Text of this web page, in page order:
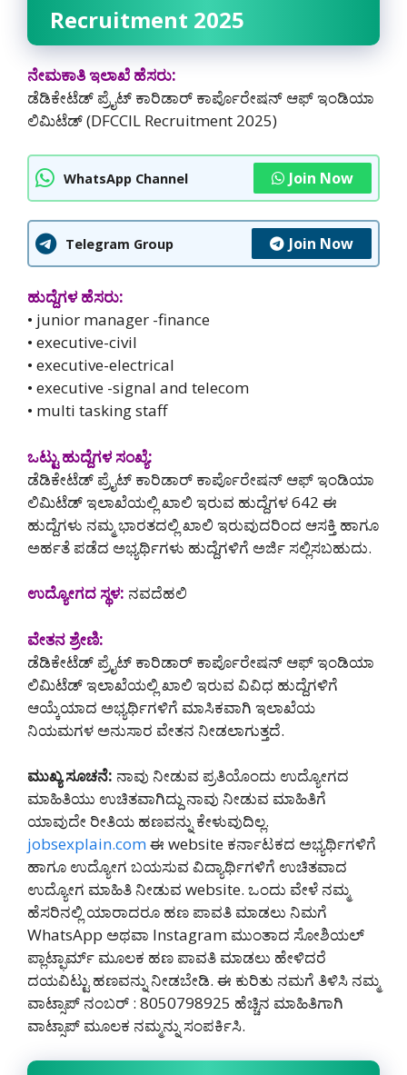
Recruitment 2025
ನೇಮಕಾತಿ ಇಲಾಖೆ ಹೆಸರು:
ಡೆಡಿಕೇಟೆಡ್ ಪ್ರೈಟ್ ಕಾರಿಡಾರ್ ಕಾರ್ಪೊರೇಷನ್ ಆಫ್ ಇಂಡಿಯಾ
ಲಿಮಿಟೆಡ್ (DFCCIL Recruitment 2025)
WhatsApp Channel Join Now
Telegram Group Join Now
ಹುದ್ದೆಗಳ ಹೆಸರು:
• junior manager -finance
• executive-civil
• executive-electrical
• executive -signal and telecom
• multi tasking staff
ಒಟ್ಟು ಹುದ್ದೆಗಳ ಸಂಖ್ಯೆ:
ಡೆಡಿಕೇಟೆಡ್ ಪ್ರೈಟ್ ಕಾರಿಡಾರ್ ಕಾರ್ಪೊರೇಷನ್ ಆಫ್ ಇಂಡಿಯಾ
ಲಿಮಿಟೆಡ್ ಇಲಾಖೆಯಲ್ಲಿ ಖಾಲಿ ಇರುವ ಹುದ್ದೆಗಳ 642 ಈ
ಹುದ್ದೆಗಳು ನಮ್ಮ ಭಾರತದಲ್ಲಿ ಖಾಲಿ ಇರುವುದರಿಂದ ಆಸಕ್ತಿ ಹಾಗೂ
ಅರ್ಹತೆ ಪಡೆದ ಅಭ್ಯರ್ಥಿಗಳು ಹುದ್ದೆಗಳಿಗೆ ಅರ್ಜಿ ಸಲ್ಲಿಸಬಹುದು.
ಉದ್ಯೋಗದ ಸ್ಥಳ: ನವದೆಹಲಿ
ವೇತನ ಶ್ರೇಣಿ:
ಡೆಡಿಕೇಟೆಡ್ ಪ್ರೈಟ್ ಕಾರಿಡಾರ್ ಕಾರ್ಪೊರೇಷನ್ ಆಫ್ ಇಂಡಿಯಾ
ಲಿಮಿಟೆಡ್ ಇಲಾಖೆಯಲ್ಲಿ ಖಾಲಿ ಇರುವ ವಿವಿಧ ಹುದ್ದೆಗಳಿಗೆ
ಆಯ್ಕೆಯಾದ ಅಭ್ಯರ್ಥಿಗಳಿಗೆ ಮಾಸಿಕವಾಗಿ ಇಲಾಖೆಯ
ನಿಯಮಗಳ ಅನುಸಾರ ವೇತನ ನೀಡಲಾಗುತ್ತದೆ.
ಮುಖ್ಯ ಸೂಚನೆ: ನಾವು ನೀಡುವ ಪ್ರತಿಯೊಂದು ಉದ್ಯೋಗದ
ಮಾಹಿತಿಯು ಉಚಿತವಾಗಿದ್ದು ನಾವು ನೀಡುವ ಮಾಹಿತಿಗೆ
ಯಾವುದೇ ರೀತಿಯ ಹಣವನ್ನು ಕೇಳುವುದಿಲ್ಲ.
jobsexplain.comಈ website ಕರ್ನಾಟಕದ ಅಭ್ಯರ್ಥಿಗಳಿಗೆ
ಹಾಗೂ ಉದ್ಯೋಗ ಬಯಸುವ ವಿದ್ಯಾರ್ಥಿಗಳಿಗೆ ಉಚಿತವಾದ
ಉದ್ಯೋಗ ಮಾಹಿತಿ ನೀಡುವ website. ಒಂದು ವೇಳೆ ನಮ್ಮ
ಹೆಸರಿನಲ್ಲಿ ಯಾರಾದರೂ ಹಣ ಪಾವತಿ ಮಾಡಲು ನಿಮಗೆ
WhatsApp ಅಥವಾ Instagram ಮುಂತಾದ ಸೋಶಿಯಲ್
ಪ್ಲಾಟ್ಫಾರ್ಮ್ ಮೂಲಕ ಹಣ ಪಾವತಿ ಮಾಡಲು ಹೇಳಿದರೆ
ದಯವಿಟ್ಟು ಹಣವನ್ನು ನೀಡಬೇಡಿ‌. ಈ ಕುರಿತು ನಮಗೆ ತಿಳಿಸಿ ನಮ್ಮ
ವಾಟ್ಸಾಪ್ ನಂಬರ್ : 8050798925 ಹೆಚ್ಚಿನ ಮಾಹಿತಿಗಾಗಿ
ವಾಟ್ಸಾಪ್ ಮೂಲಕ ನಮ್ಮನ್ನು ಸಂಪರ್ಕಿಸಿ.